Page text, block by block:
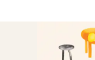
Videoschleifen sind eingeschaltet